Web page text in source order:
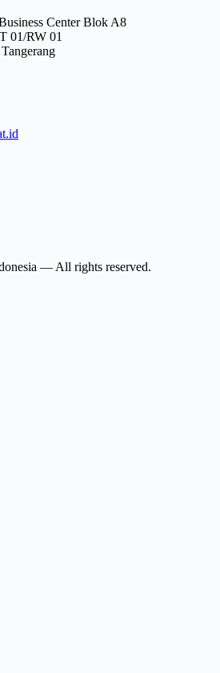
Center Blok A8
01/RW 01
— All rights reserved.